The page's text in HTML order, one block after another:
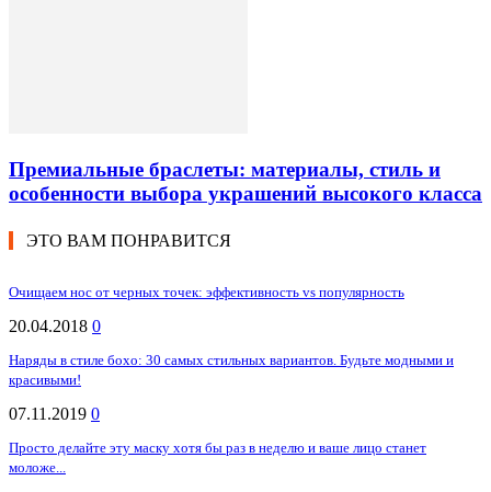
Премиальные браслеты: материалы, стиль и
особенности выбора украшений высокого класса
ЭТО ВАМ ПОНРАВИТСЯ
Очищаем нос от черных точек: эффективность vs популярность
20.04.2018 0
Наряды в стиле бохо: 30 самых стильных вариантов. Будьте модными и
красивыми!
07.11.2019 0
Просто делайте эту маску хотя бы раз в неделю и ваше лицо станет
моложе...